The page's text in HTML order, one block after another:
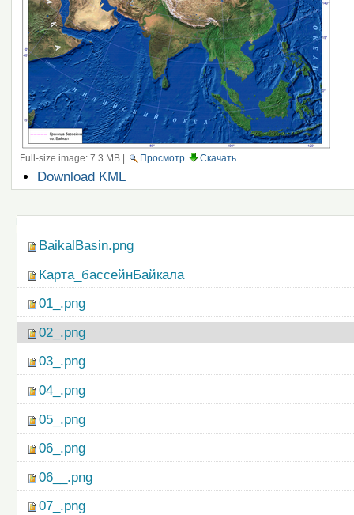
Full-size image: 7.3 MB| Просмотр Скачать
Операции
с
Download KML
BaikalBasin.png
Карта_бассейнБайкала
01_.png
02_.png
03_.png
04_.png
05_.png
06_.png
06__.png
07_.png